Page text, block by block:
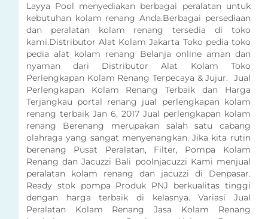
Layya Pool menyediakan berbagai peralatan untuk
kebutuhan kolam renang Anda.Berbagai persediaan
dan peralatan kolam renang tersedia di toko
kami.Distributor Alat Kolam Jakarta Toko pedia toko
pedia alat kolam renang Belanja online aman dan
nyaman dari Distributor Alat Kolam Toko
Perlengkapan Kolam Renang Terpecaya & Jujur. Jual
Perlengkapan Kolam Renang Terbaik dan Harga
Terjangkau portal renang jual perlengkapan kolam
renang terbaik Jan 6, 2017 Jual perlengkapan kolam
renang Berenang merupakan salah satu cabang
olahraga yang sangat menyenangkan. Jika kita rutin
berenang Pusat Peralatan, Filter, Pompa Kolam
Renang dan Jacuzzi Bali poolnjacuzzi Kami menjual
peralatan kolam renang dan jacuzzi di Denpasar.
Ready stok pompa Produk PNJ berkualitas tinggi
dengan harga terbaik di kelasnya. Variasi Jual
Peralatan Kolam Renang Jasa Kolam Renang